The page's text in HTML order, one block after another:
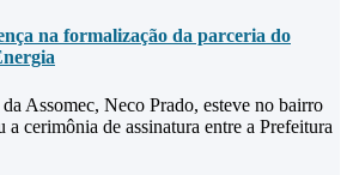
na formalização da parceria do
Assomec, Neco Prado, esteve no bairro
cerimônia de assinatura entre a Prefeitura